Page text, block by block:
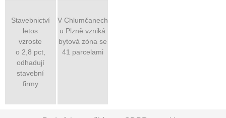
Stavebnictví
letos
vzroste
o 2,8 pct,
odhadují
stavební
firmy
V Chlumčanech
u Plzně vzniká
bytová zóna se
41 parcelami